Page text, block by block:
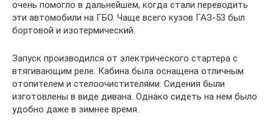
очень помогло в дальнейшем, когда стали переводить
эти автомобили на ГБО. Чаще всего кузов ГАЗ-53 был
бортовой и изотермический.
Запуск производился от электрического стартера с
втягивающим реле. Кабина была оснащена отличным
отопителем и стелоочистителями. Сидения были
изготовлены в виде дивана. Однако сидеть на нем было
удобно даже в зимнее время.